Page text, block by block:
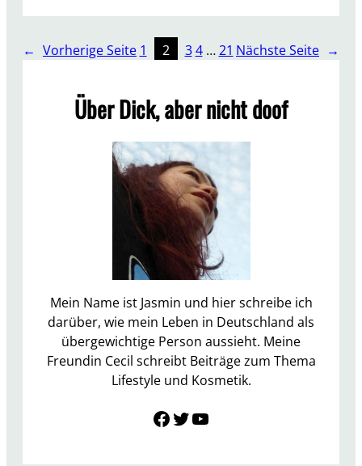
n
a
i
s
m
p
i
e
l
N
o
← Vorherige Seite 1 2 3 4 … 21 Nächste Seite →
Über Dick, aber nicht doof
Mein Name ist Jasmin und hier schreibe ich
darüber, wie mein Leben in Deutschland als
übergewichtige Person aussieht. Meine
Freundin Cecil schreibt Beiträge zum Thema
Lifestyle und Kosmetik.
Link zu Facebook Twitter YouTube